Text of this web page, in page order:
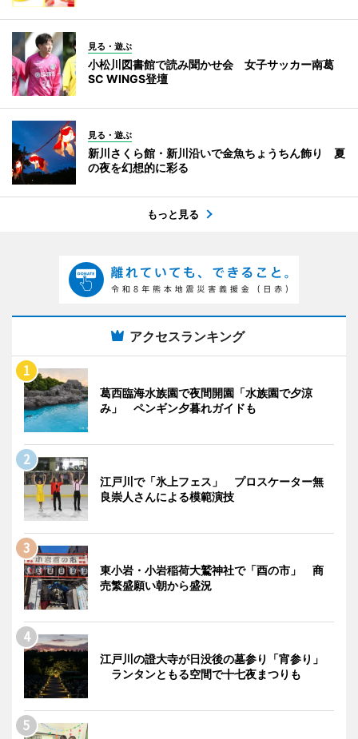
見る・遊ぶ
小松川図書館で読み聞かせ会 女子サッカー南葛
SC WINGS登壇
見る・遊ぶ
新川さくら館・新川沿いで金魚ちょうちん飾り 夏
の夜を幻想的に彩る
もっと見る
アクセスランキング
葛西臨海水族園で夜間開園「水族園で夕涼
み」 ペンギン夕暮れガイドも
江戸川で「氷上フェス」 プロスケーター無
良崇人さんによる模範演技
東小岩・小岩稲荷大鷲神社で「酉の市」 商
売繁盛願い朝から盛況
江戸川の證大寺が日没後の墓参り「宵参り」
ランタンともる空間で十七夜まつりも